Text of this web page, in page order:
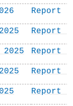
Report
Report
Report
Report
Report